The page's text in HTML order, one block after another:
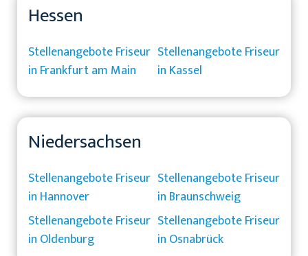
Hessen
Stellenangebote Friseur
in Frankfurt am Main
Stellenangebote Friseur
in Kassel
Niedersachsen
Stellenangebote Friseur
in Hannover
Stellenangebote Friseur
in Braunschweig
Stellenangebote Friseur
in Oldenburg
Stellenangebote Friseur
in Osnabrück